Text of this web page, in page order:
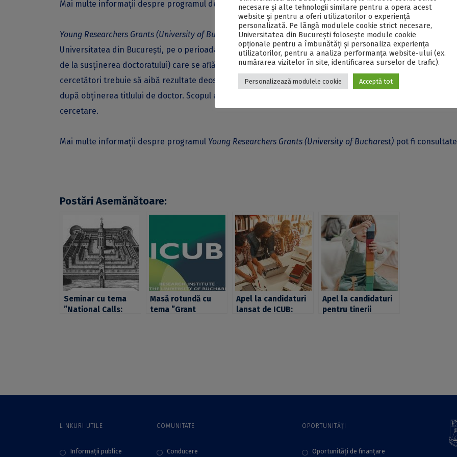
Mai multe informații despre programul de Burse ICUB pentru Tineri Cercetători pot fi consultate aici
Young Researchers Grants (University of Bucharest)este un program de burse pentru tineri cercetători din
Universitatea din București, pe o perioada de 12 luni, care se adresează unor tineri cercetători
de la susținerea doctoratului) care se află într-o relație contractuală cu Universitatea din București. Tinerii
cercetători trebuie să aibă rezultate deosebite obținute în cercetarea științifică la Universitatea din
după obținerea titlului de doctor. Scopul acestor burse este stimularea dezvoltării resursei umane din
cercetare.
Mai multe informații despre programul Young Researchers Grants (University of Bucharest) pot fi consultate
Postări Asemănătoare:
Seminar cu tema
”National Calls:
Masă rotundă cu
tema ”Grant
Umaniste a ICUB
Apel la candidaturi
lansat de ICUB:
Apel la candidaturi
pentru tinerii
LINKURI UTILE
Informații publice
COMUNITATE
Conducere
OPORTUNITĂȚI
Oportunități de finanțare
necesare și alte tehnologii similare pentru a opera acest
website și pentru a oferi utilizatorilor o experiență
personalizată. Pe lângă modulele cookie strict necesare,
Universitatea din București folosește module cookie
opționale pentru a îmbunătăți și personaliza experiența
utilizatorilor, pentru a analiza performanța website-ului (ex.
numărarea vizitelor în site, identificarea surselor de trafic).
Personalizează modulele cookie Acceptă tot